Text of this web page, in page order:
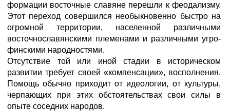
формации восточные славяне перешли к феодализму.
Этот переход совершился необыкновенно быстро на
огромной территории, населенной различными
восточнославянскими племенами и различными угро-
финскими народностями.
Отсутствие той или иной стадии в историческом
развитии требует своей «компенсации», восполнения.
Помощь обычно приходит от идеологии, от культуры,
черпающих при этих обстоятельствах свои силы в
опыте соседних народов.